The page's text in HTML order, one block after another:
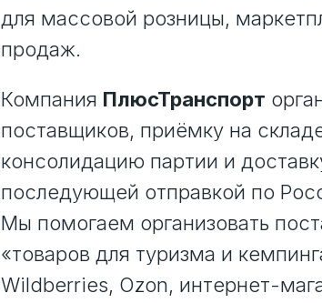
для массовой розницы,
продаж.
Компания ПлюсТранспорт
поставщиков, приёмку на
консолидацию партии и
последующей отправкой по
Мы помогаем организовать
«товаров для туризма и
Wildberries, Ozon, интернет-